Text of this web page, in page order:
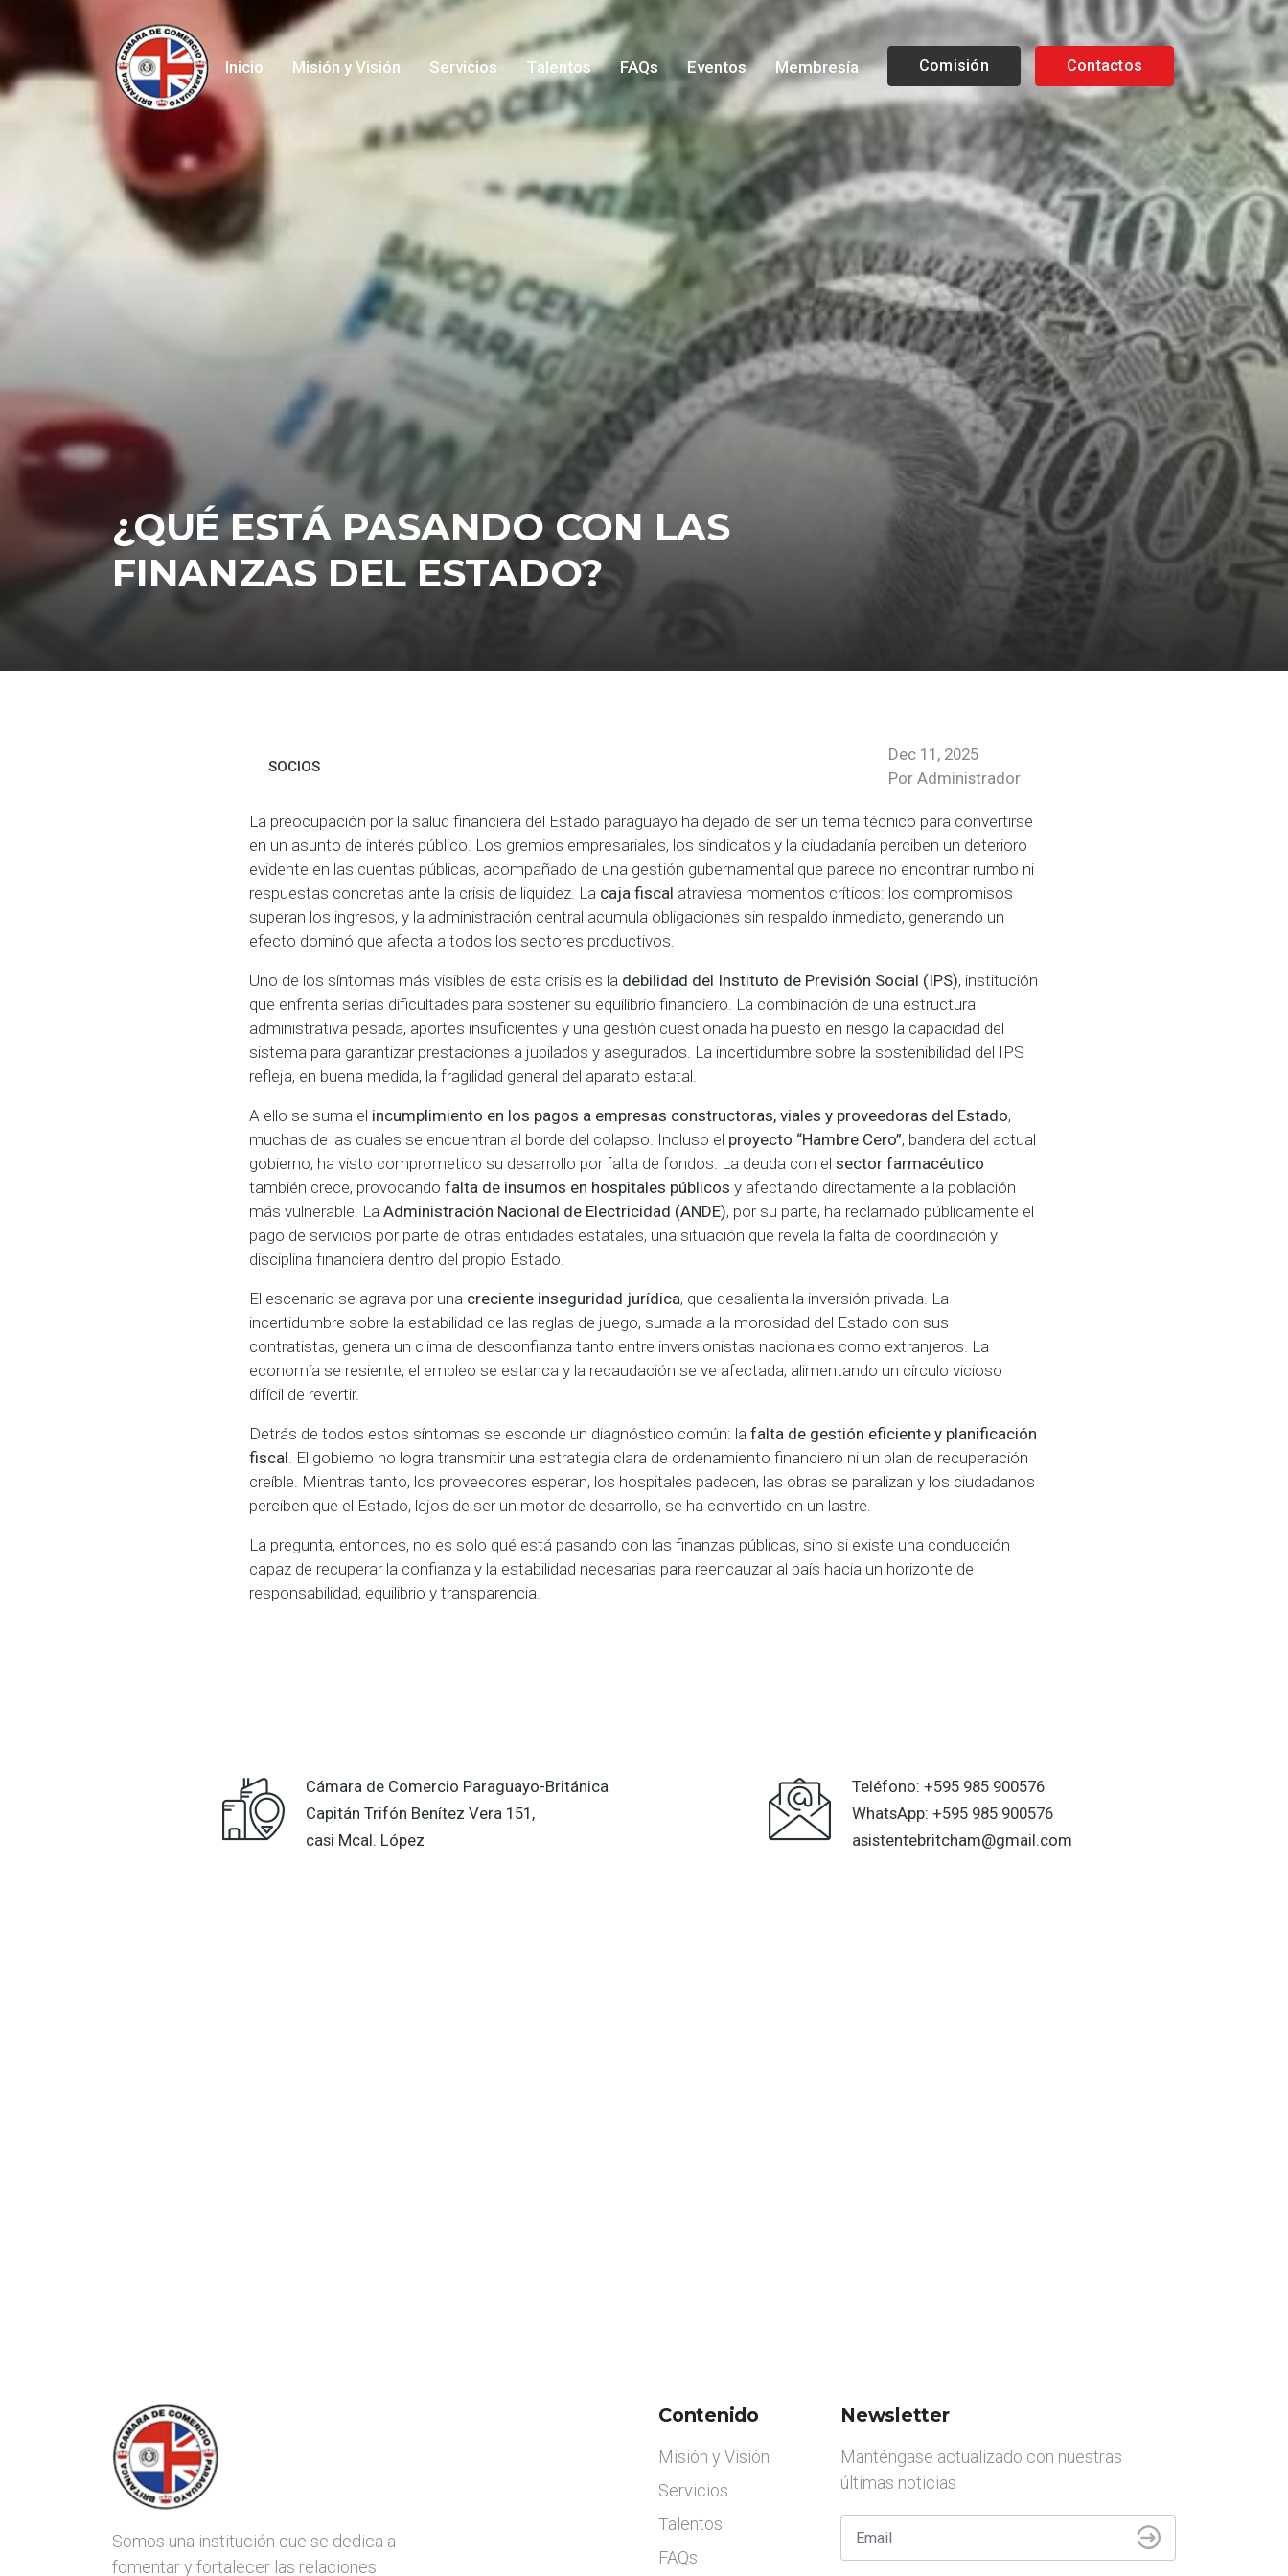
Inicio Misión y Visión Servicios Talentos FAQs Eventos Membresía Comisión Contactos
¿QUÉ ESTÁ PASANDO CON LAS
FINANZAS DEL ESTADO?
SOCIOS
Dec 11, 2025
Por Administrador
La preocupación por la salud financiera del Estado paraguayo ha dejado de ser un tema técnico para convertirse
en un asunto de interés público. Los gremios empresariales, los sindicatos y la ciudadanía perciben un deterioro
evidente en las cuentas públicas, acompañado de una gestión gubernamental que parece no encontrar rumbo ni
respuestas concretas ante la crisis de liquidez. La caja fiscal atraviesa momentos críticos: los compromisos
superan los ingresos, y la administración central acumula obligaciones sin respaldo inmediato, generando un
efecto dominó que afecta a todos los sectores productivos.
Uno de los síntomas más visibles de esta crisis es la debilidad del Instituto de Previsión Social (IPS), institución
que enfrenta serias dificultades para sostener su equilibrio financiero. La combinación de una estructura
administrativa pesada, aportes insuficientes y una gestión cuestionada ha puesto en riesgo la capacidad del
sistema para garantizar prestaciones a jubilados y asegurados. La incertidumbre sobre la sostenibilidad del IPS
refleja, en buena medida, la fragilidad general del aparato estatal.
A ello se suma el incumplimiento en los pagos a empresas constructoras, viales y proveedoras del Estado,
muchas de las cuales se encuentran al borde del colapso. Incluso el proyecto “Hambre Cero”, bandera del actual
gobierno, ha visto comprometido su desarrollo por falta de fondos. La deuda con el sector farmacéutico
también crece, provocando falta de insumos en hospitales públicos y afectando directamente a la población
más vulnerable. La Administración Nacional de Electricidad (ANDE), por su parte, ha reclamado públicamente el
pago de servicios por parte de otras entidades estatales, una situación que revela la falta de coordinación y
disciplina financiera dentro del propio Estado.
El escenario se agrava por una creciente inseguridad jurídica, que desalienta la inversión privada. La
incertidumbre sobre la estabilidad de las reglas de juego, sumada a la morosidad del Estado con sus
contratistas, genera un clima de desconfianza tanto entre inversionistas nacionales como extranjeros. La
economía se resiente, el empleo se estanca y la recaudación se ve afectada, alimentando un círculo vicioso
difícil de revertir.
Detrás de todos estos síntomas se esconde un diagnóstico común: la falta de gestión eficiente y planificación
fiscal. El gobierno no logra transmitir una estrategia clara de ordenamiento financiero ni un plan de recuperación
creíble. Mientras tanto, los proveedores esperan, los hospitales padecen, las obras se paralizan y los ciudadanos
perciben que el Estado, lejos de ser un motor de desarrollo, se ha convertido en un lastre.
La pregunta, entonces, no es solo qué está pasando con las finanzas públicas, sino si existe una conducción
capaz de recuperar la confianza y la estabilidad necesarias para reencauzar al país hacia un horizonte de
responsabilidad, equilibrio y transparencia.
Cámara de Comercio Paraguayo-Británica
Capitán Trifón Benítez Vera 151,
casi Mcal. López
Teléfono: +595 985 900576
WhatsApp: +595 985 900576
asistentebritcham@gmail.com
Somos una institución que se dedica a
fomentar y fortalecer las relaciones
Contenido
Misión y Visión
Servicios
Talentos
FAQs
Newsletter
Manténgase actualizado con nuestras
últimas noticias